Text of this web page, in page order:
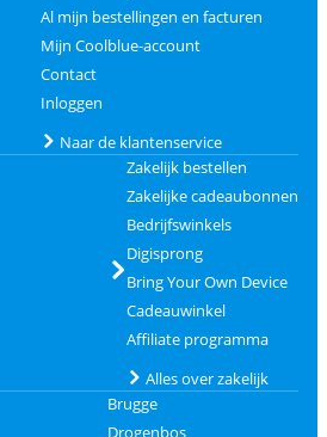
Al mijn bestellingen en facturen
Mijn Coolblue-account
Contact
Inloggen
Naar de klantenservice
Zakelijk bestellen
Zakelijke cadeaubonnen
Bedrijfswinkels
Digisprong
Bring Your Own Device
Cadeauwinkel
Affiliate programma
Alles over zakelijk
Brugge
Drogenbos